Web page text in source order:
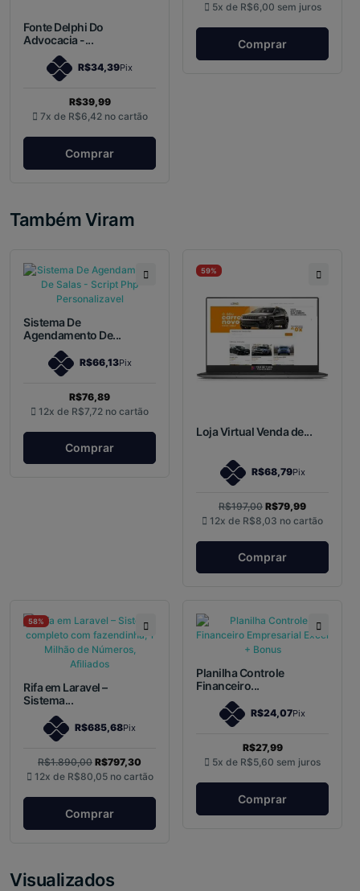
Fonte Delphi Do
Advocacia -...
R$34,39Pix
R$39,99
7x de R$6,42 no cartão
Comprar
5x de R$6,00 sem juros
Comprar
Também Viram
Sistema De
Agendamento De...
R$66,13Pix
R$76,89
12x de R$7,72 no cartão
Comprar
59%
Loja Virtual Venda de...
R$68,79Pix
R$197,00 R$79,99
12x de R$8,03 no cartão
Comprar
58%
Rifa em Laravel –
Sistema...
R$685,68Pix
R$1.890,00 R$797,30
12x de R$80,05 no cartão
Comprar
Planilha Controle
Financeiro...
R$24,07Pix
R$27,99
5x de R$5,60 sem juros
Comprar
Visualizados